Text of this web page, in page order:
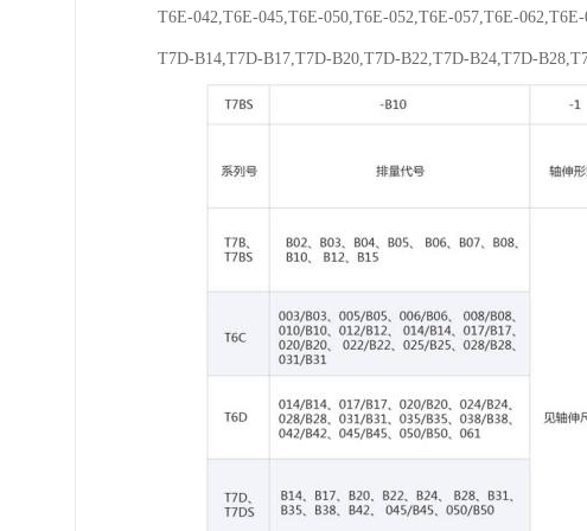
T6E-042,T6E-045,T6E-050,T6E-052,T6E-057,T6E-
T7D-B14,T7D-B17,T7D-B20,T7D-B22,T7D-B24,T7D-